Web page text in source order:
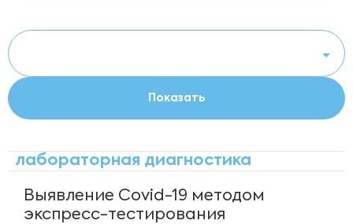
лабораторная диагностика
Выявление Covid-19 методом
экспресс-тестирования